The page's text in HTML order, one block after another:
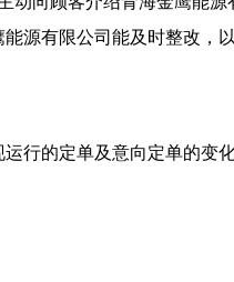
源有限公司能及时整改，
行的定单及意向定单的变